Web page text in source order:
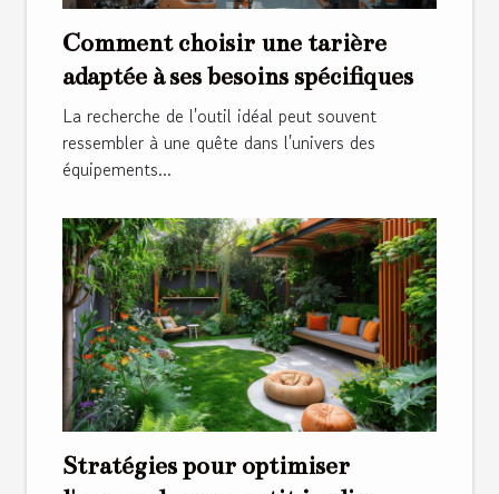
Comment choisir une tarière
adaptée à ses besoins spécifiques
La recherche de l'outil idéal peut souvent
ressembler à une quête dans l'univers des
équipements...
Stratégies pour optimiser